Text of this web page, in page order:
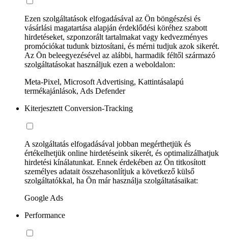
Ezen szolgáltatások elfogadásával az Ön böngészési és
vásárlási magatartása alapján érdeklődési köréhez szabott
hirdetéseket, szponzorált tartalmakat vagy kedvezményes
promóciókat tudunk biztosítani, és mérni tudjuk azok sikerét.
Az Ön beleegyezésével az alábbi, harmadik féltől származó
szolgáltatásokat használjuk ezen a weboldalon:
Meta-Pixel, Microsoft Advertising, Kattintásalapú
termékajánlások, Ads Defender
Kiterjesztett Conversion-Tracking
A szolgáltatás elfogadásával jobban megérthetjük és
értékelhetjük online hirdetéseink sikerét, és optimalizálhatjuk
hirdetési kínálatunkat. Ennek érdekében az Ön titkosított
személyes adatait összehasonlítjuk a következő külső
szolgáltatókkal, ha Ön már használja szolgáltatásaikat:
Google Ads
Performance